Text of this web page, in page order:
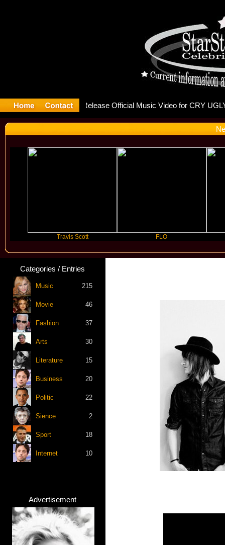
Is
Travis Scott
Categories / Entries
Music 215
Movie 46
Fashion 37
Arts 30
Literature 15
Business 20
Politic 22
Sience 2
Sport 18
Internet 10
Advertisement